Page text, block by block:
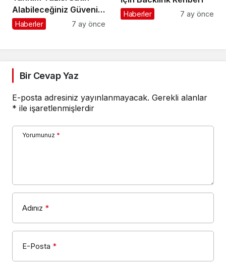
Alabileceğiniz Güvenilir
Firmalar
Haberler 7 ay önce
Haberler 7 ay önce
Bir Cevap Yaz
E-posta adresiniz yayınlanmayacak. Gerekli alanlar
* ile işaretlenmişlerdir
Yorumunuz *
Adınız *
E-Posta *